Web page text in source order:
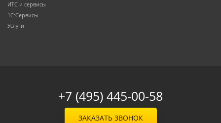
ИТС и сервисы
1С:Сервисы
Услуги
+7 (495) 445-00-58
ЗАКАЗАТЬ ЗВОНОК